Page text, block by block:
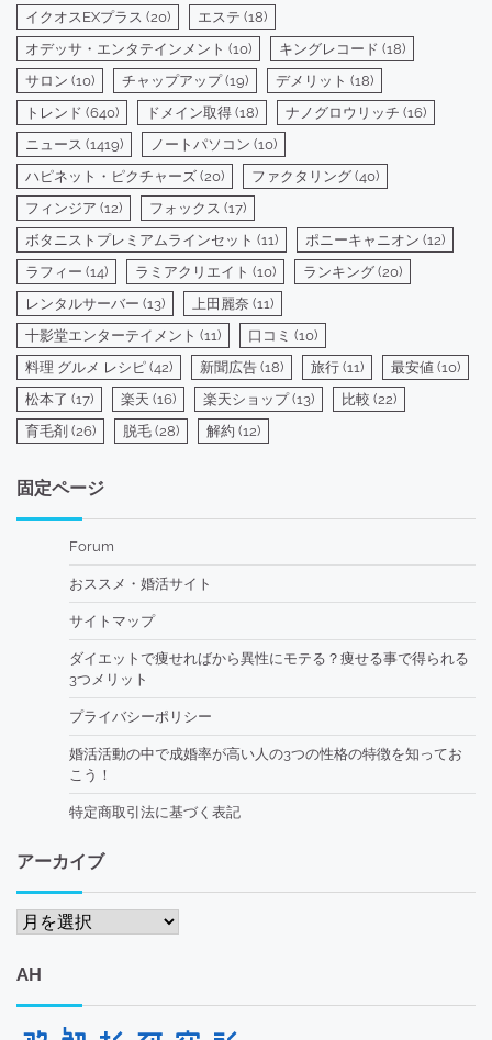
イクオスEXプラス (20) エステ (18)
オデッサ・エンタテインメント (10) キングレコード (18)
サロン (10) チャップアップ(19) デメリット (18)
トレンド (640) ドメイン取得 (18) ナノグロウリッチ (16)
ニュース (1419) ノートパソコン (10)
ハピネット・ピクチャーズ (20) ファクタリング (40)
フィンジア (12) フォックス (17)
ボタニストプレミアムラインセット (11) ポニーキャニオン (12)
ラフィー (14) ラミアクリエイト (10) ランキング (20)
レンタルサーバー (13) 上田麗奈 (11)
十影堂エンターテイメント (11) 口コミ (10)
料理 グルメ レシピ (42) 新聞広告 (18) 旅行 (11) 最安値 (10)
松本了 (17) 楽天 (16) 楽天ショップ(13) 比較 (22)
育毛剤 (26) 脱毛 (28) 解約 (12)
固定ページ
Forum
おススメ・婚活サイト
サイトマップ
ダイエットで痩せればから異性にモテる？痩せる事で得られる
3つメリット
プライバシーポリシー
婚活活動の中で成婚率が高い人の3つの性格の特徴を知ってお
こう！
特定商取引法に基づく表記
アーカイブ
ア
カ
イ
AH